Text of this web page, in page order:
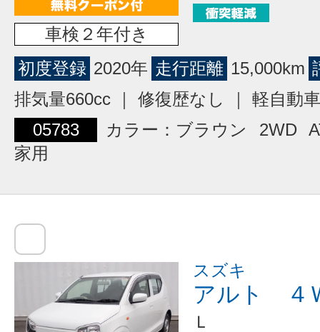
車検２年付き
初度登録 2020年 走行距離 15,000km
排気量660cc ｜ 修復歴なし ｜ 軽自動車
05783
カラー：ブラウン 2WD
家用
スズキ
アルト ４
Ｌ